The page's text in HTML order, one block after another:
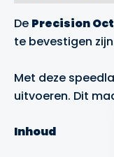
De Precision
te bevestigen
Met deze
uitvoeren. Dit
Inhoud